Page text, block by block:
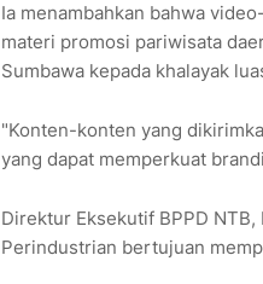
Ia menambahkan bahwa
materi promosi pariwisata
Sumbawa kepada khalayak
"Konten-konten yang
yang dapat memperkuat
Direktur Eksekutif BPPD
Perindustrian bertujuan